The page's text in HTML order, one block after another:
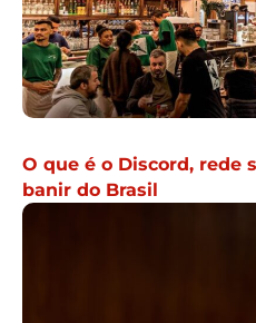
O que é o Discord, rede
banir do Brasil